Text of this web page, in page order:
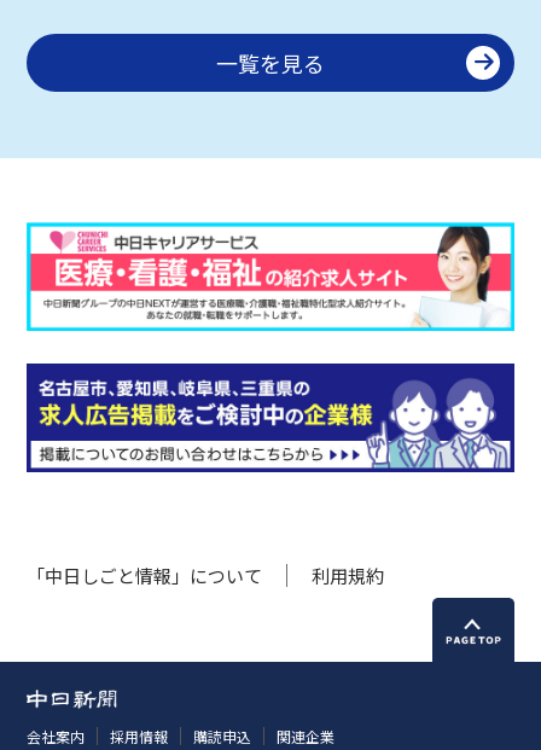
一覧を見る
「中日しごと情報」について 利用規約
会社案内 採用情報 購読申込 関連企業